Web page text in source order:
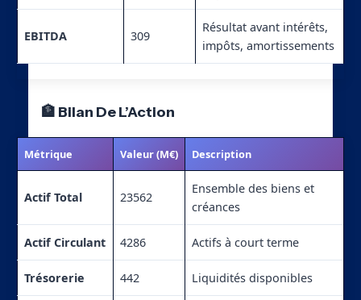
EBITDA 309
Résultat avant intérêts,
impôts, amortissements
🏦 Bilan De L’Action
Métrique Valeur (M€) Description
Actif Total 23562
Ensemble des biens et
créances
Actif Circulant 4286 Actifs à court terme
Trésorerie 442 Liquidités disponibles